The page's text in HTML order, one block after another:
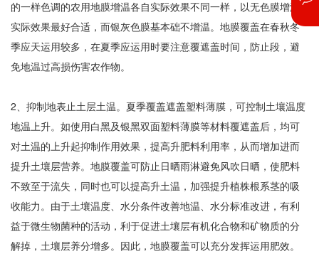
的一样色调的农用地膜增温各自实际效果不同一样，以无色膜增温
实际效果最好合适，而银灰色膜基本础不增温。地膜覆盖在春秋冬
季应天运用较多，在夏季应运用时要注意覆遮盖时间，防止段，避
免地温过高损伤害农作物。
2、抑制地表止土层土温。夏季覆盖遮盖塑料薄膜，可控制土壤温度
地温上升。如使用白黑及银黑双面塑料薄膜等材料覆遮盖后，均可
对土温的上升起抑制作用效果，提高升肥料利用率，从而增加进而
提升土壤层营养。地膜覆盖可防止日晒雨淋避免风吹日晒，使肥料
不致至于流失，同时也可以提高升土温，加强提升植株根系茎的吸
收能力。由于土壤温度、水分条件改善地温、水分标准改进，有利
益于微生物菌种的活动，利于促进土壤层有机化合物和矿物质的分
解掉，土壤层养分增多。因此，地膜覆盖可以充分发挥运用肥效。